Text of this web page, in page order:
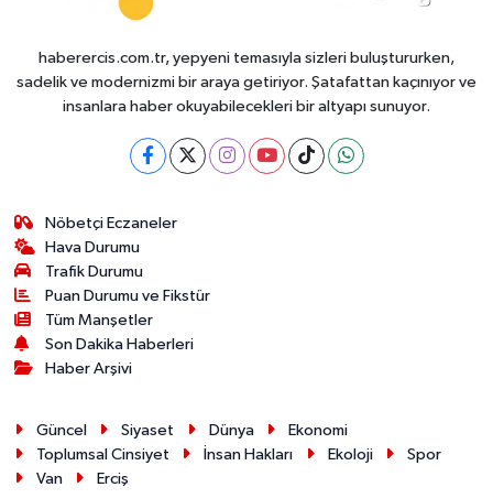
haberercis.com.tr, yepyeni temasıyla sizleri buluştururken,
sadelik ve modernizmi bir araya getiriyor. Şatafattan kaçınıyor ve
insanlara haber okuyabilecekleri bir altyapı sunuyor.
Nöbetçi Eczaneler
Hava Durumu
Trafik Durumu
Puan Durumu ve Fikstür
Tüm Manşetler
Son Dakika Haberleri
Haber Arşivi
Güncel Siyaset Dünya
Ekonomi
Toplumsal Cinsiyet
İnsan Hakları Ekoloji
Spor
Van
Erciş